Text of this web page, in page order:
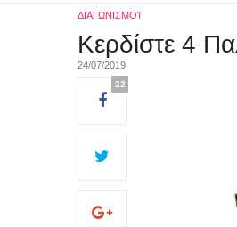
ΔΙΑΓΩΝΙΣΜΟΊ
Κερδίστε 4
24/07/2019
22